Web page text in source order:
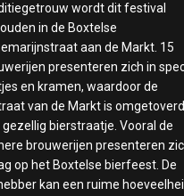
wordt dit festival
in de Boxtelse
aan de Markt. 15
presenteren zich in
en kramen, waardoor de
van de Markt is
gezellig bierstraatje. Vooral de
brouwerijen presenteren
op het Boxtelse bierfeest. De
kan een ruime